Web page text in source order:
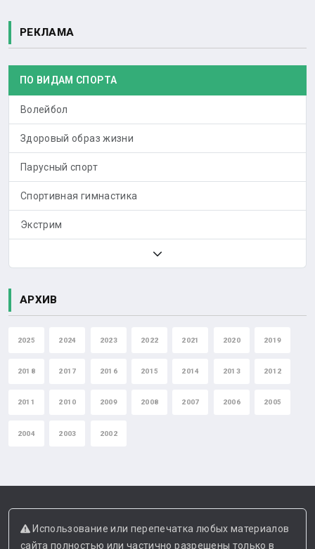
РЕКЛАМА
ПО ВИДАМ СПОРТА
Волейбол
Здоровый образ жизни
Парусный спорт
Спортивная гимнастика
Экстрим
АРХИВ
2025 2024 2023 2022 2021 2020 2019
2018 2017 2016 2015 2014 2013 2012
2011 2010 2009 2008 2007 2006 2005
2004 2003 2002
Использование или перепечатка любых материалов
сайта полностью или частично разрешены только в